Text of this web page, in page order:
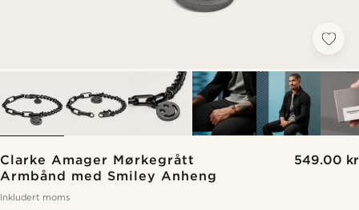
Clarke Amager Mørkegrått
Armbånd med Smiley Anheng
549.00 kr
Inkludert moms